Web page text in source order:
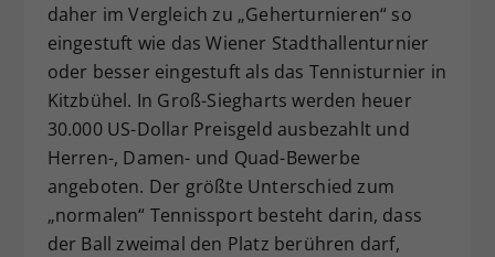
daher im Vergleich zu „Geherturnieren“ so
eingestuft wie das Wiener Stadthallenturnier
oder besser eingestuft als das Tennisturnier in
Kitzbühel. In Groß-Siegharts werden heuer
30.000 US-Dollar Preisgeld ausbezahlt und
Herren-, Damen- und Quad-Bewerbe
angeboten. Der größte Unterschied zum
„normalen“ Tennissport besteht darin, dass
der Ball zweimal den Platz berühren darf,